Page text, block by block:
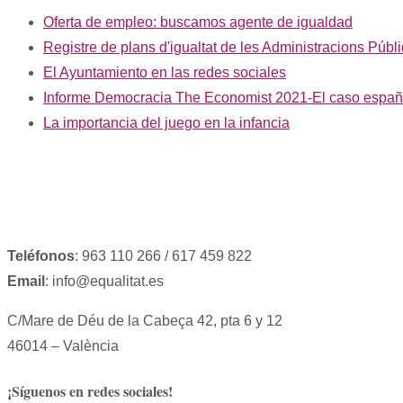
Oferta de empleo: buscamos agente de igualdad
Registre de plans d'igualtat de les Administracions
El Ayuntamiento en las redes sociales
Informe Democracia The Economist 2021-El caso
La importancia del juego en la infancia
Teléfonos: 963 110 266 / 617 459 822
Email : info@equalitat.es
C/Mare de Déu de la Cabeça 42, pta 6 y 12
46014 – València
¡Síguenos en redes sociales!